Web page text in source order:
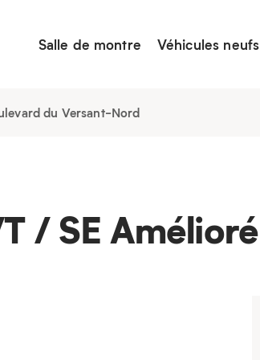
Salle de montre Véhicules neufs
du Versant-Nord
/ SE Amélioré